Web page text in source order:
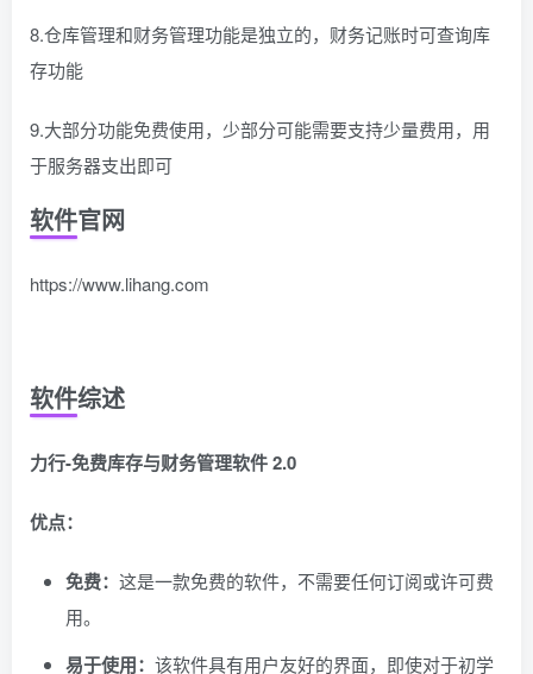
8.仓库管理和财务管理功能是独立的，财务记账时可查询库
存功能
9.大部分功能免费使用，少部分可能需要支持少量费用，用
于服务器支出即可
软件官网
https://www.lihang.com
软件综述
力行-免费库存与财务管理软件 2.0
优点：
免费： 这是一款免费的软件，不需要任何订阅或许可费
用。
易于使用： 该软件具有用户友好的界面，即使对于初学